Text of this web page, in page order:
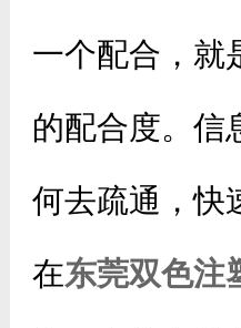
一个配合，就
的配合度。信
何去疏通，快
在东莞双色注